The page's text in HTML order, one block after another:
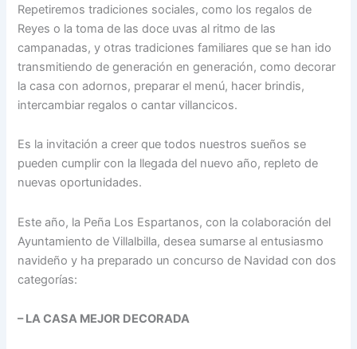
Repetiremos tradiciones sociales, como los regalos de
Reyes o la toma de las doce uvas al ritmo de las
campanadas, y otras tradiciones familiares que se han ido
transmitiendo de generación en generación, como decorar
la casa con adornos, preparar el menú, hacer brindis,
intercambiar regalos o cantar villancicos.
Es la invitación a creer que todos nuestros sueños se
pueden cumplir con la llegada del nuevo año, repleto de
nuevas oportunidades.
Este año, la Peña Los Espartanos, con la colaboración del
Ayuntamiento de Villalbilla, desea sumarse al entusiasmo
navideño y ha preparado un concurso de Navidad con dos
categorías:
– LA CASA MEJOR DECORADA